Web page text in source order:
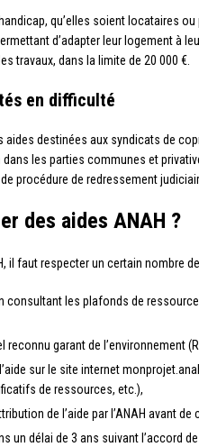
qu’elles soient locataires
d’adapter leur logement à
travaux, dans la limite de 20 000 €.
en difficulté
aides destinées aux syndicats de
dans les parties communes et
procédure de redressement
des aides ANAH ?
il faut respecter un certain nombre
consultant les plafonds de
garant de l’environnement
sur le site internet
de ressources, etc.),
de l’aide par l’ANAH avant
un délai de 3 ans suivant l’accord de